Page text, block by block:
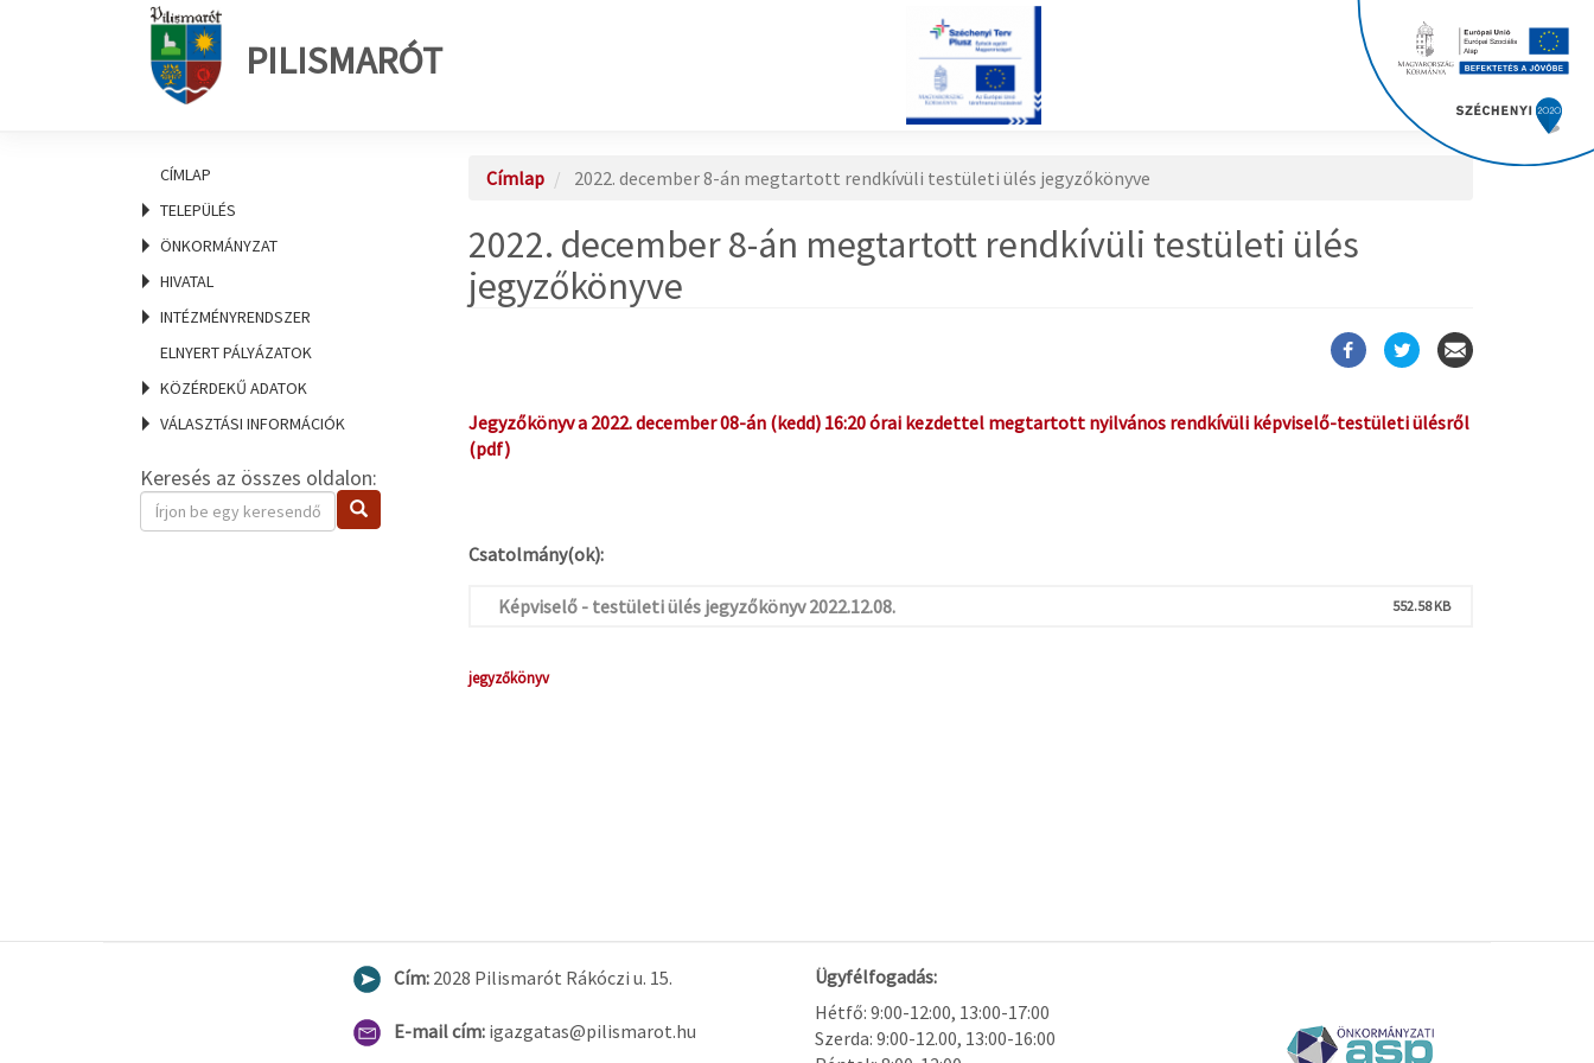
PILISMARÓT
CÍMLAP
TELEPÜLÉS
ÖNKORMÁNYZAT
HIVATAL
INTÉZMÉNYRENDSZER
ELNYERT PÁLYÁZATOK
KÖZÉRDEKŰ ADATOK
VÁLASZTÁSI INFORMÁCIÓK
Keresés az összes oldalon:
Keresendő
kifejezés
Keresés
Címlap 2022. december 8-án megtartott rendkívüli testületi ülés jegyzőkönyve
2022. december 8-án megtartott rendkívüli testületi ülés
jegyzőkönyve
Jegyzőkönyv a 2022. december 08-án (kedd) 16:20 órai kezdettel megtartott nyilvános rendkívüli képviselő-testületi ülésről
(pdf)
Csatolmány(ok):
Képviselő - testületi ülés jegyzőkönyv 2022.12.08. 552.58 KB
jegyzőkönyv
Cím: 2028 Pilismarót Rákóczi u. 15.
E-mail cím: igazgatas@pilismarot.hu
Ügyfélfogadás:
Hétfő: 9:00-12:00, 13:00-17:00
Szerda: 9:00-12.00, 13:00-16:00